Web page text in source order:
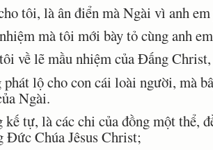
tôi, là ân điển mà Ngài vì anh
mà tôi mới bày tỏ cùng anh
về lẽ mầu nhiệm của Ðấng Christ,
lộ cho con cái loài người, mà
Ngài.
tự, là các chi của đồng một thể,
Ðức Chúa Jêsus Christ;